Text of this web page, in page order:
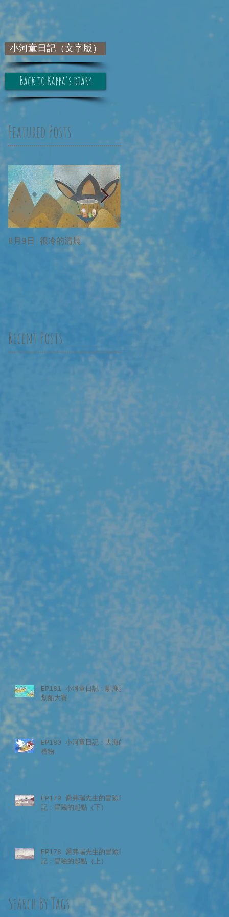
小河童日記（文字版）
Back to Kappa's diary
Featured Posts
8月9日 很冷的清晨 8月9日 很冷的清晨 補記
Recent Posts
EP181 小河童日記：馴鹿盃
划船大賽
EP180 小河童日記：大海的
禮物
EP179 喬弗瑞先生的冒險筆
記：冒險的起點（下）
EP178 喬弗瑞先生的冒險筆
記：冒險的起點（上）
Search By Tags